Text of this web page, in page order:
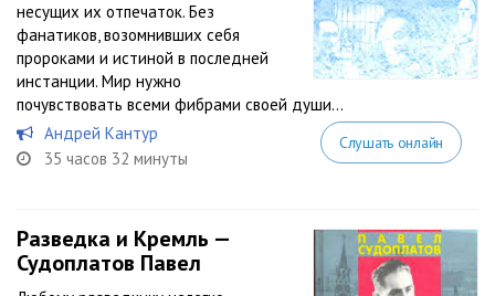
несущих их отпечаток. Без
фанатиков, возомнивших себя
пророками и истиной в последней
инстанции. Мир нужно
почувствовать всеми фибрами своей души...
Андрей Кантур
35 часов 32 минуты
Слушать онлайн
Разведка и Кремль —
Судоплатов Павел